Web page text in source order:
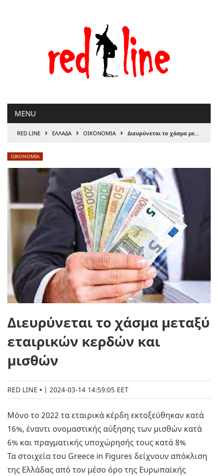
MENU
RED LINE › ΕΛΛΑΔΑ › ΟΙΚΟΝΟΜΙΑ › Διευρύνεται το χάσμα μεταξύ εταιρικών κερδών και μισθών
ΟΙΚΟΝΟΜΙΑ
Διευρύνεται το χάσμα μεταξύ
εταιρικών κερδών και
μισθών
RED LINE | 2024-03-14 14:59:05 EET
Μόνο το 2022 τα εταιρικά κέρδη εκτοξεύθηκαν κατά
16%, έναντι ονομαστικής αύξησης των μισθών κατά
6% και πραγματικής υποχώρησής τους κατά 8%
Τα στοιχεία του Greece in Figures δείχνουν απόκλιση
της Ελλάδας από τον μέσο όρο της Ευρωπαϊκής